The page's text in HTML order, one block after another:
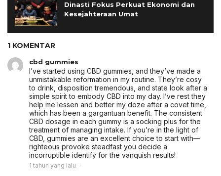
Dinasti Fokus Perkuat Ekonomi dan
Kesejahteraan Umat
1 KOMENTAR
cbd gummies
I’ve started using CBD gummies, and they’ve made a
unmistakable reformation in my routine. They’re cosy
to drink, disposition tremendous, and state look after a
simple spirit to embody CBD into my day. I’ve rest they
help me lessen and better my doze after a covet time,
which has been a gargantuan benefit. The consistent
CBD dosage in each gummy is a socking plus for the
treatment of managing intake. If you’re in the light of
CBD, gummies are an excellent choice to start with—
righteous provoke steadfast you decide a
incorruptible identify for the vanquish results!
1 tahun yang lalu